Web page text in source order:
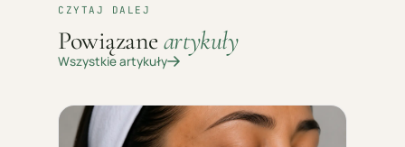
CZYTAJ DALEJ
Powiązane artykuły
Wszystkie artykuły